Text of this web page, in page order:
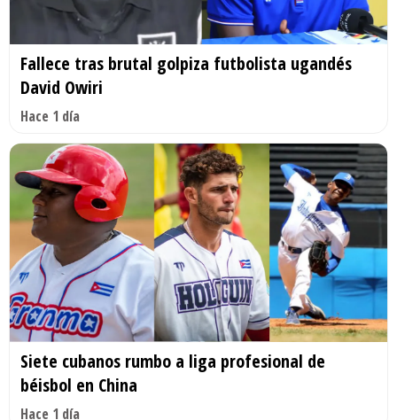
Fallece tras brutal golpiza futbolista ugandés
David Owiri
Hace 1 día
Siete cubanos rumbo a liga profesional de
béisbol en China
Hace 1 día